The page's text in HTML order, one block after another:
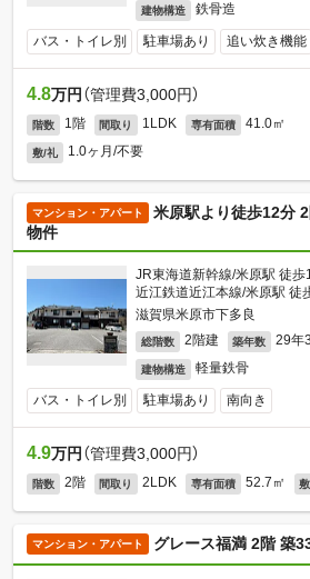
建物構造 鉄骨造
バス・トイレ別 駐車場あり 追い炊き機能
4.8万円 （管理費3,000円）
階数 1階 間取り 1LDK 専有面積 41.0㎡
敷/礼 1.0ヶ月/不要
マンション・アパート
米原駅より徒歩12分
物件
JR東海道新幹線/米原駅 徒歩
近江鉄道近江本線/米原駅 徒
滋賀県米原市下多良
総階数 2階建 築年数 29年
建物構造 軽量鉄骨
バス・トイレ別 駐車場あり 南向き
4.9万円 （管理費3,000円）
階数 2階 間取り 2LDK 専有面積 52.7㎡
マンション・アパート グレース福満 2階 築